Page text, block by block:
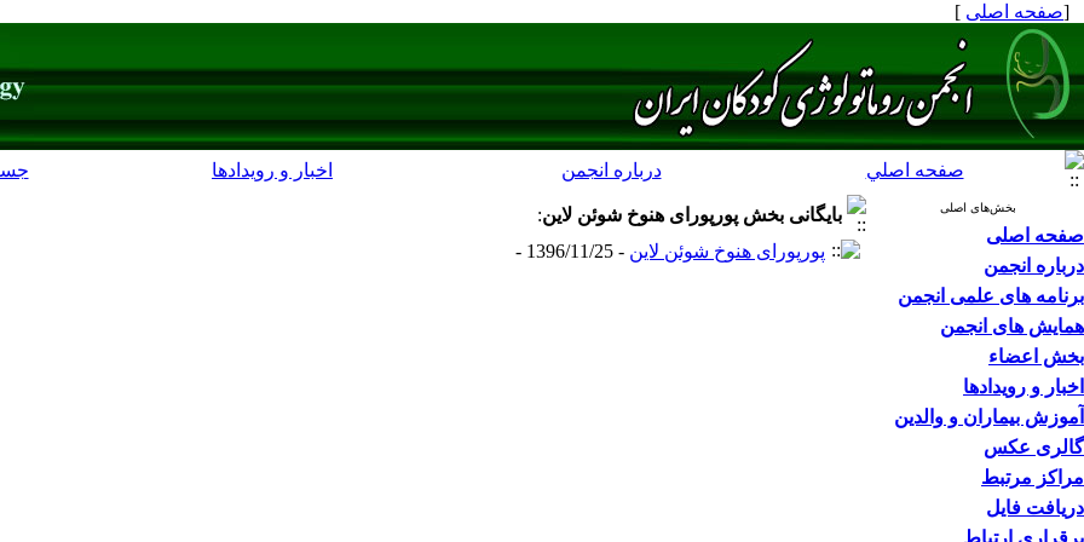
[صفحه اصلی ]
صفحه اصلي درباره انجمن اخبار و رویدادها
بخش‌های اصلی
صفحه اصلی
درباره انجمن
برنامه های علمی انجمن
همایش های انجمن
بخش اعضاء
اخبار و رویدادها
آموزش بیماران و والدین
گالری عکس
مراکز مرتبط
دریافت فایل
برقراری ارتباط
بایگانی بخش پورپورای هنوخ شوئن لاین:
پورپورای هنوخ شوئن لاین - 1396/11/25 -